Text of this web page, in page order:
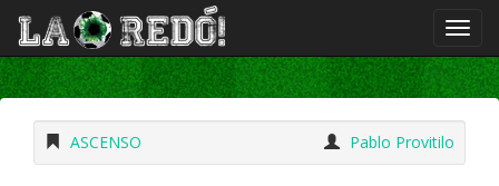
ASCENSO Pablo Provitilo